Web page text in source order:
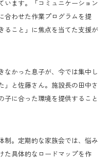
います。「コミュニケーション
合わせた作業プログラムを提
ること」に焦点を当てた支援が
なかった息子が、今では集中し
」と佐藤さん。施設長の田中さ
子に合った環境を提供すること
制。定期的な家族会では、悩み
た具体的なロードマップを作